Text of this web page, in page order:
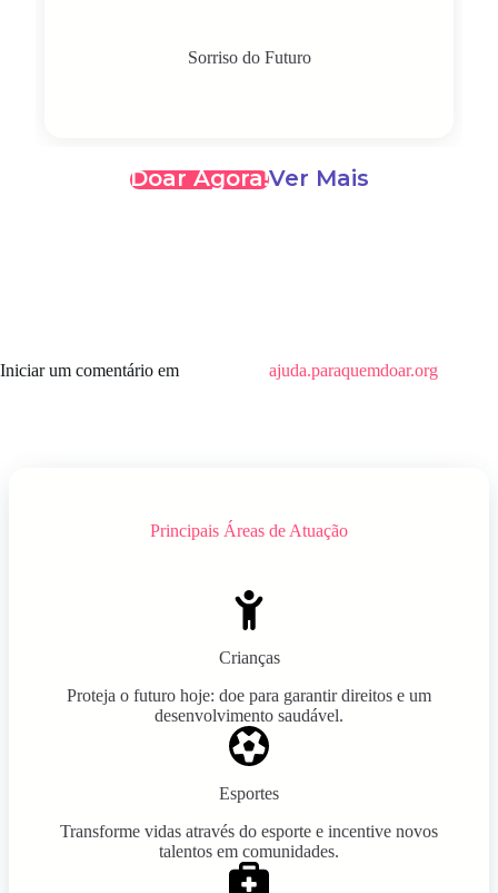
Sorriso do Futuro
Doar Agora!Ver Mais
Iniciar um comentário em ajuda.paraquemdoar.org
Principais Áreas de Atuação
Crianças
Proteja o futuro hoje: doe para garantir direitos e um
desenvolvimento saudável.
Esportes
Transforme vidas através do esporte e incentive novos
talentos em comunidades.